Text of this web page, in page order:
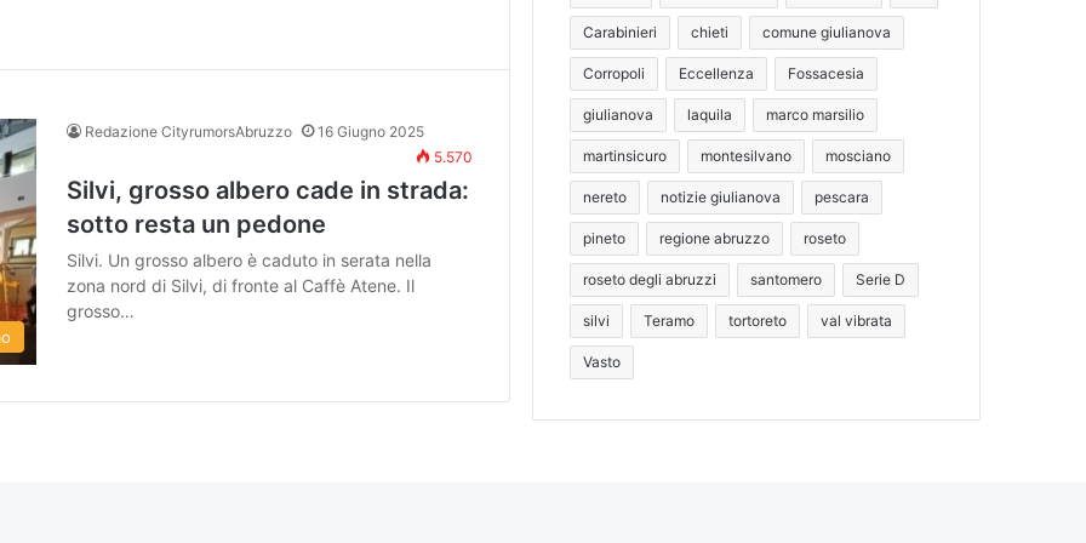
Redazione CityrumorsAbruzzo
16 Giugno 2025
5.570
Silvi, grosso albero cade in strada:
sotto resta un pedone
Silvi. Un grosso albero è caduto in serata nella
zona nord di Silvi, di fronte al Caffè Atene. Il
grosso…
Carabinieri chieti comune giulianova
Corropoli Eccellenza Fossacesia
giulianova laquila marco marsilio
martinsicuro montesilvano mosciano
nereto notizie giulianova pescara
pineto regione abruzzo roseto
roseto degli abruzzi santomero Serie D
silvi Teramo tortoreto val vibrata
Vasto